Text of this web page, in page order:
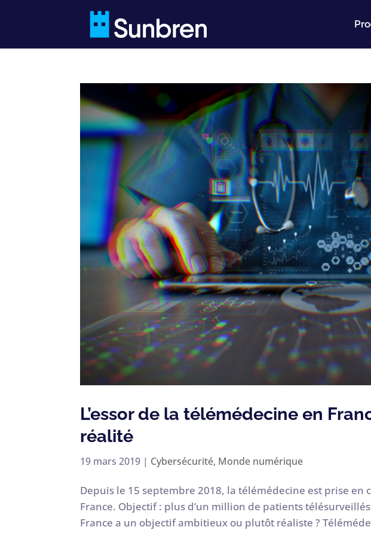
L’essor de la télémédecine en
réalité
19 mars 2019 | Cybersécurité, Monde numérique
Depuis le 15 septembre 2018, la télémédecine est prise en
France. Objectif : plus d’un million de patients
France a un objectif ambitieux ou plutôt réaliste ?